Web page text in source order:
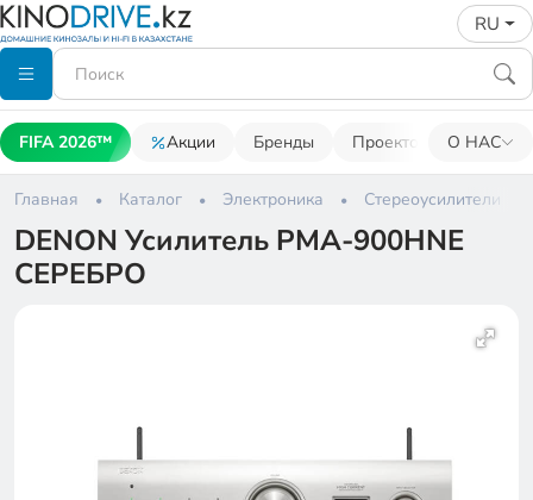
RU
FIFA 2026™ Акции Бренды Проекторы О НАС
Главная Каталог Электроника Стереоусилители
DENON Усилитель PMA-900HNE
СЕРЕБРО